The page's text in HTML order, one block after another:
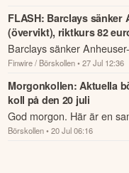
kvartalet.
FLASH: Barclays sänker
(övervikt), riktkurs 82
Barclays sänker
riktkurs 82 euro (95) - BN.
Finwire / Börskollen • 27 Jul 12:36
Morgonkollen: Aktuella
koll på den 20 juli
God morgon. Här är en
behöver veta om nattens
dagens viktigaste
Börskollen • 20 Jul 06:16